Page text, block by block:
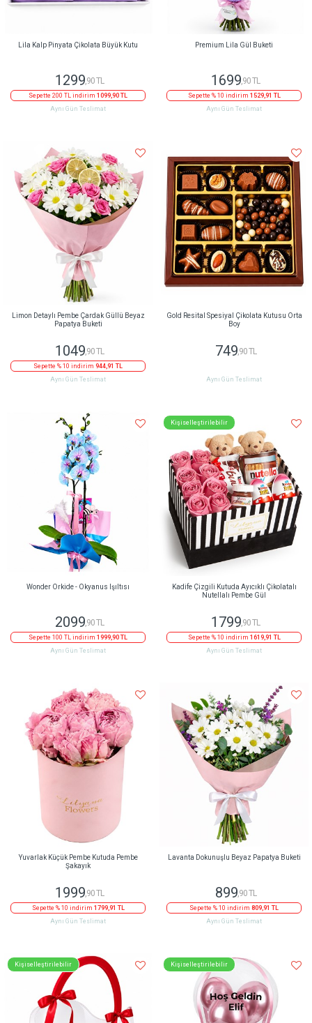
Lila Kalp Pinyata Çikolata Büyük Kutu
1299,90 TL
Sepette 200 TL indirim 1099,90 TL
Aynı Gün Teslimat
Premium Lila Gül Buketi
1699,90 TL
Sepette % 10 indirim 1529,91 TL
Aynı Gün Teslimat
Limon Detaylı Pembe Çardak Güllü Beyaz
Papatya Buketi
1049,90 TL
Sepette % 10 indirim 944,91 TL
Aynı Gün Teslimat
Gold Resital Spesiyal Çikolata Kutusu Orta
Boy
749,90 TL
Aynı Gün Teslimat
Wonder Orkide - Okyanus Işıltısı
2099 ,90 TL
Sepette 100 TL indirim 1999,90 TL
Aynı Gün Teslimat
Kişiselleştirilebilir
Kadife Çizgili Kutuda Ayıcıklı Çikolatalı
Nutellalı Pembe Gül
1799 ,90 TL
Sepette % 10 indirim 1619,91 TL
Aynı Gün Teslimat
Yuvarlak Küçük Pembe Kutuda Pembe
Şakayık
1999,90 TL
Sepette % 10 indirim 1799,91 TL
Aynı Gün Teslimat
Lavanta Dokunuşlu Beyaz Papatya Buketi
899,90 TL
Sepette % 10 indirim 809,91 TL
Aynı Gün Teslimat
Kişiselleştirilebilir Kişiselleştirilebilir